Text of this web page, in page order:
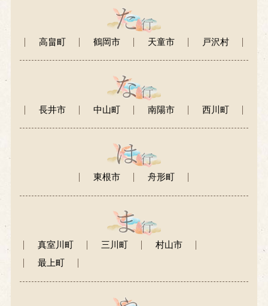
高畠町 鶴岡市 天童市 戸沢村
長井市 中山町 南陽市 西川町
東根市 舟形町
真室川町 三川町
村山市
最上町